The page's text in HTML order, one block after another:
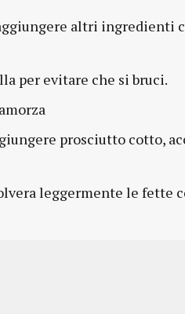
altri ingredienti
per evitare che si bruci.
prosciutto cotto,
leggermente le fette